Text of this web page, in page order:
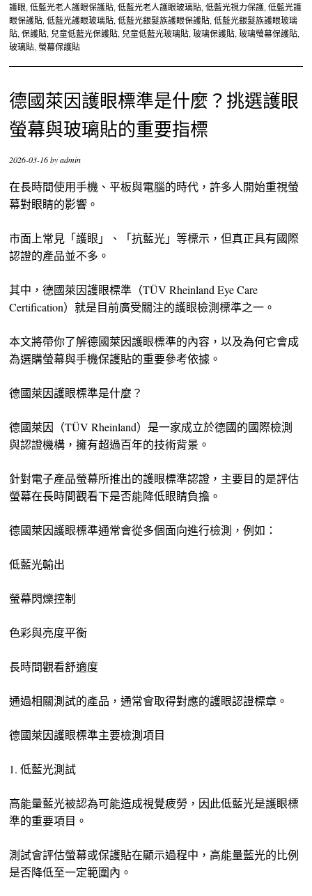
護眼,低藍光老人護眼保護貼,低藍光老人護眼玻璃貼,低藍光視力保護,低藍光護
眼保護貼,低藍光護眼玻璃貼,低藍光銀髮族護眼保護貼,低藍光銀髮族護眼玻璃
貼,保護貼, 兒童低藍光保護貼, 兒童低藍光玻璃貼,玻璃保護貼,玻璃螢幕保護貼,
玻璃貼,螢幕保護貼
德國萊因護眼標準是什麼？挑選護眼
螢幕與玻璃貼的重要指標
2026-03-16byadmin
在長時間使用手機、平板與電腦的時代，許多人開始重視螢
幕對眼睛的影響。
市面上常見「護眼」、「抗藍光」等標示，但真正具有國際
認證的產品並不多。
其中，德國萊因護眼標準（TÜV Rheinland Eye Care
Certification）就是目前廣受關注的護眼檢測標準之一。
本文將帶你了解德國萊因護眼標準的內容，以及為何它會成
為選購螢幕與手機保護貼的重要參考依據。
德國萊因護眼標準是什麼？
德國萊因（TÜV Rheinland）是一家成立於德國的國際檢測
與認證機構，擁有超過百年的技術背景。
針對電子產品螢幕所推出的護眼標準認證，主要目的是評估
螢幕在長時間觀看下是否能降低眼睛負擔。
德國萊因護眼標準通常會從多個面向進行檢測，例如：
低藍光輸出
螢幕閃爍控制
色彩與亮度平衡
長時間觀看舒適度
通過相關測試的產品，通常會取得對應的護眼認證標章。
德國萊因護眼標準主要檢測項目
1. 低藍光測試
高能量藍光被認為可能造成視覺疲勞，因此低藍光是護眼標
準的重要項目。
測試會評估螢幕或保護貼在顯示過程中，高能量藍光的比例
是否降低至一定範圍內。